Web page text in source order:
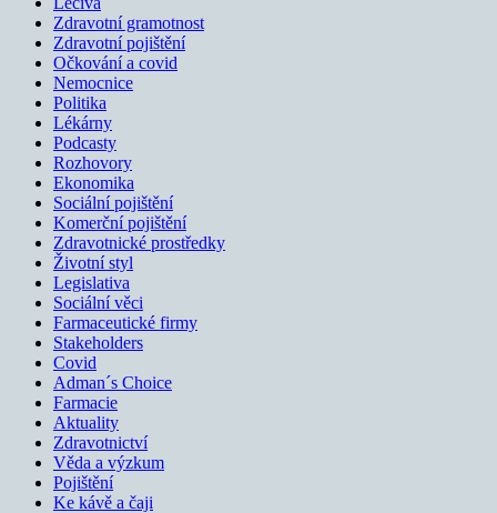
Zdravotní gramotnost
Zdravotní pojištění
Očkování a covid
Nemocnice
Politika
Lékárny
Podcasty
Rozhovory
Ekonomika
Sociální pojištění
Komerční pojištění
Zdravotnické prostředky
Životní styl
Legislativa
Sociální věci
Farmaceutické firmy
Stakeholders
Covid
Adman´s Choice
Farmacie
Aktuality
Zdravotnictví
Věda a výzkum
Pojištění
Ke kávě a čaji